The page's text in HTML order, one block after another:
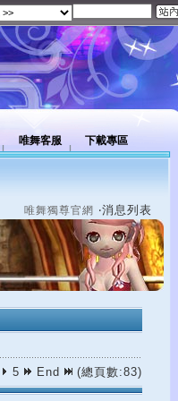
唯舞客服 下載專區
唯舞獨尊官網 ‧消息列表
5 End (總頁數:83)